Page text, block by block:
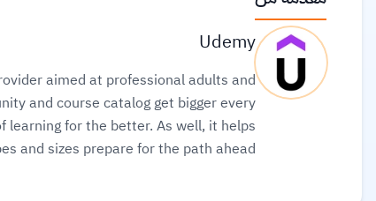
Udemy
aimed at professional adults and
and course catalog get bigger every
for the better. As well, it helps
and sizes prepare for the path ahead.